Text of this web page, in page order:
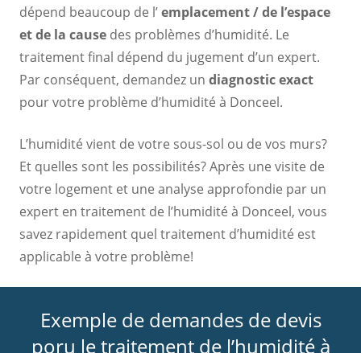
dépend beaucoup de l’emplacement / de l’espace
et de la cause des problèmes d’humidité. Le
traitement final dépend du jugement d’un expert.
Par conséquent, demandez un diagnostic exact
pour votre problème d’humidité à Donceel.
L’humidité vient de votre sous-sol ou de vos murs?
Et quelles sont les possibilités? Après une visite de
votre logement et une analyse approfondie par un
expert en traitement de l’humidité à Donceel, vous
savez rapidement quel traitement d’humidité est
applicable à votre problème!
Exemple de demandes de devis
poru le traitement de l’humidité à